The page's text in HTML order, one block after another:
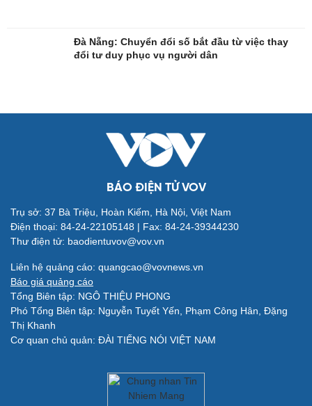
Quân sự - Quốc phòng
Vũ khí
Việt Nam
Phân tích
Đà Nẵng: Chuyển đổi số bắt đầu từ việc thay
đổi tư duy phục vụ người dân
BÁO ĐIỆN TỬ VOV
Trụ sở: 37 Bà Triệu, Hoàn Kiếm, Hà Nội, Việt Nam
Điện thoại: 84-24-22105148 | Fax: 84-24-39344230
Thư điện tử: baodientuvov@vov.vn
Liên hệ quảng cáo: quangcao@vovnews.vn
Báo giá quảng cáo
Tổng Biên tập: NGÔ THIỆU PHONG
Phó Tổng Biên tập: Nguyễn Tuyết Yến, Phạm Công Hân, Đặng
Thị Khanh
Cơ quan chủ quản: ĐÀI TIẾNG NÓI VIỆT NAM